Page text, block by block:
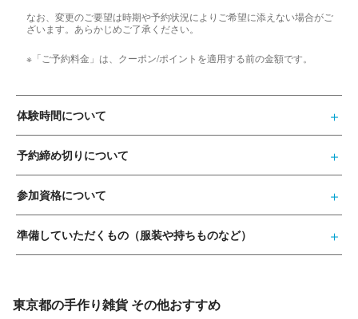
なお、変更のご要望は時期や予約状況によりご希望に添えない場合がご
ざいます。あらかじめご了承ください。
※「ご予約料金」は、クーポン/ポイントを適用する前の金額です。
体験時間について
予約締め切りについて
参加資格について
準備していただくもの（服装や持ちものなど）
東京都の手作り雑貨 その他おすすめ